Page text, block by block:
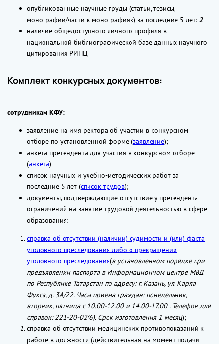
опубликованные научные труды (статьи, тезисы,
монографии/части в монографиях) за последние 5 лет: 2
наличие общедоступного личного профиля в
национальной библиографической базе данных научного
цитирования РИНЦ
Комплект конкурсных документов:
сотрудникам КФУ:
заявление на имя ректора об участии в конкурсном
отборе по установленной форме (заявление);
анкета претендента для участия в конкурсном отборе
(анкета)
список научных и учебно-методических работ за
последние 5 лет (список трудов);
документы, подтверждающие отсутствие у претендента
ограничений на занятие трудовой деятельностью в сфере
образования:
справка об отсутствии (наличии) судимости и (или) факта
уголовного преследования либо о прекращении
уголовного преследования(в установленном порядке при
предъявлении паспорта в Информационном центре МВД
по Республике Татарстан по адресу: г. Казань, ул. Карла
Фукса, д. 3А/22. Часы приема граждан: понедельник,
вторник, пятница с 10.00-12.00 и 14.00-17.00 . Телефон для
справок: 221-20-02(6). Срок изготовления 1 месяц);
справка об отсутствии медицинских противопоказаний к
работе в должности (действительная на момент подачи